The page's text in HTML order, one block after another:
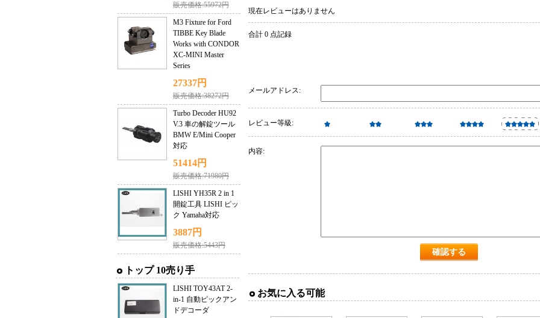
販売価格:55972円
M3 Fixture for Ford
TIBBE Key Blade
Works with CONDOR
XC-MINI Master
Series
27337円
販売価格:38272円
Turbo Decoder HU92
V.3 車の解錠ツール
BMW E/Mini Cooper
対応
51414円
販売価格:71980円
LISHI YH35R 2 in 1
開錠工具 LISHI ピッ
ク Yamaha対応
3887円
販売価格:5443円
トップ 10売り手
LISHI TOY43AT 2-
in-1 自動ピックアン
ドデコーダ
現在レビューはありません
合計 0 点記録
メールアドレス:
レビュー等級:
内容:
お気に入る可能